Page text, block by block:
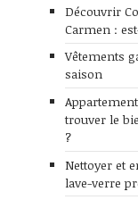
Découvrir
Carmen :
Vêtements
saison
trouver le
?
Nettoyer et
lave-verre